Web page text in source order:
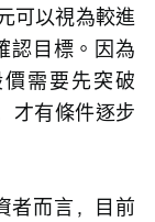
可以視為較進
認目標。因為
需要先突破
才有條件逐步
者而言，目前